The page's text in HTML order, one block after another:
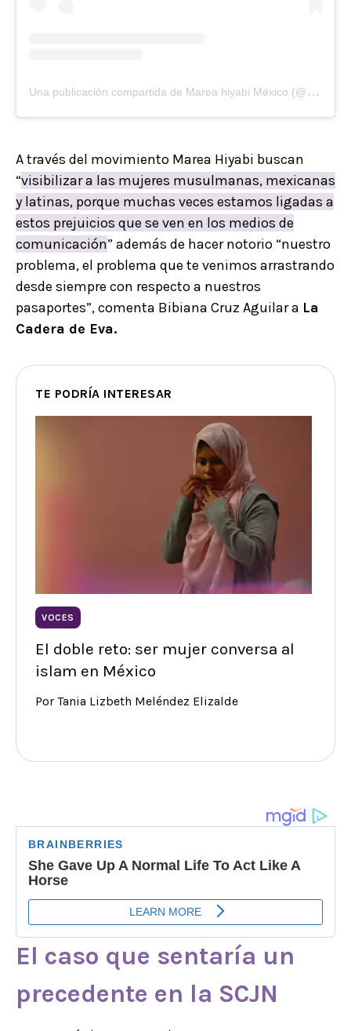
U
na publicación compartida de Marea hiyabi México (@mareahiyabimexico)
A través del movimiento Marea Hiyabi buscan
“visibilizar a las mujeres musulmanas, mexicanas
y latinas, porque muchas veces estamos ligadas a
estos prejuicios que se ven en los medios de
comunicación” además de hacer notorio “nuestro
problema, el problema que te venimos arrastrando
desde siempre con respecto a nuestros
pasaportes”, comenta Bibiana Cruz Aguilar a La
Cadera de Eva.
TE PODRÍA INTERESAR
VOCES
El doble reto: ser mujer conversa al
islam en México
Por Tania Lizbeth Meléndez Elizalde
El caso que sentaría un
precedente en la SCJN